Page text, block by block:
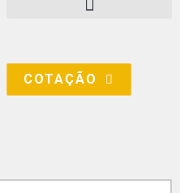
COTAÇÃO